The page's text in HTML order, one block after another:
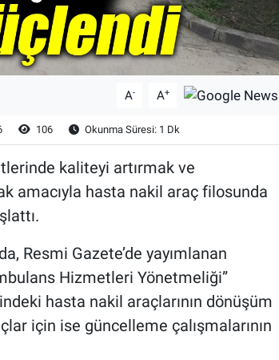
A- A+
106 Okunma Süresi: 1 Dk
kaliteyi artırmak ve
amacıyla hasta nakil araç filosunda
Resmi Gazete’de yayımlanan
Hizmetleri Yönetmeliği”
hasta nakil araçlarının dönüşüm
için ise güncelleme çalışmalarının